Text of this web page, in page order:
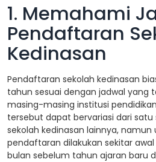
1. Memahami
Pendaftaran
Kedinasan
Pendaftaran sekolah kedinasan
tahun sesuai dengan jadwal yang
masing-masing institusi
tersebut dapat bervariasi dari satu
sekolah kedinasan lainnya,
pendaftaran dilakukan sekitar
bulan sebelum tahun ajaran baru